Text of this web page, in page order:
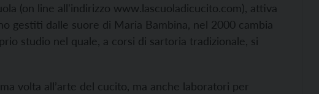
(on line all'indirizzo www.lascuoladicucito.com), attiva
gestiti dalle suore di Maria Bambina, nel 2000 cambia
studio nel quale, a corsi di sartoria tradizionale, si
volta all’arte del cucito, ma anche laboratori per